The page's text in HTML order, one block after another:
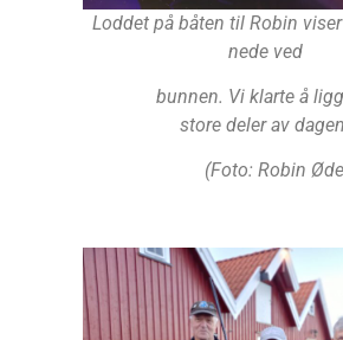
Loddet på båten til Robin
nede ved
bunnen. Vi klarte å
store deler av
(Foto: Robin